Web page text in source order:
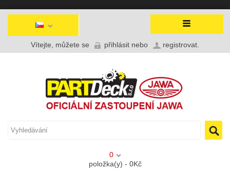
Vítejte, můžete se přihlásit nebo registrovat
0
položka(y) - 0Kč